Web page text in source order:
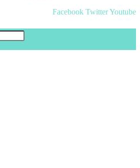
Facebook TwitterYoutube